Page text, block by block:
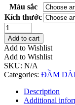
Màu sắc
Kích thước
Đầm
Famous
quantity
Add to cart
Add to Wishlist
Add to Wishlist
SKU: N/A
Categories: ĐẦM
Description
Additional